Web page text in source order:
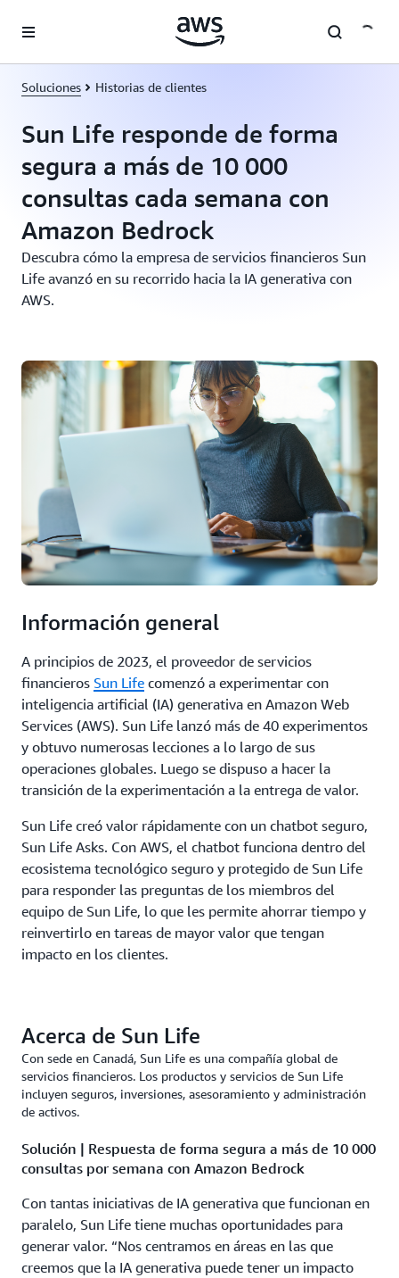
Soluciones Historias de clientes
Sun Life responde de forma
segura a más de 10 000
consultas cada semana con
Amazon Bedrock
Descubra cómo la empresa de servicios financieros Sun
Life avanzó en su recorrido hacia la IA generativa con
AWS.
Información general
A principios de 2023, el proveedor de servicios
financieros Sun Life comenzó a experimentar con
inteligencia artificial (IA) generativa en Amazon Web
Services (AWS). Sun Life lanzó más de 40 experimentos
y obtuvo numerosas lecciones a lo largo de sus
operaciones globales. Luego se dispuso a hacer la
transición de la experimentación a la entrega de valor.
Sun Life creó valor rápidamente con un chatbot seguro,
Sun Life Asks. Con AWS, el chatbot funciona dentro del
ecosistema tecnológico seguro y protegido de Sun Life
para responder las preguntas de los miembros del
equipo de Sun Life, lo que les permite ahorrar tiempo y
reinvertirlo en tareas de mayor valor que tengan
impacto en los clientes.
Acerca de Sun Life
Con sede en Canadá, Sun Life es una compañía global de
servicios financieros. Los productos y servicios de Sun Life
incluyen seguros, inversiones, asesoramiento y administración
de activos.
Solución | Respuesta de forma segura a más de 10 000
consultas por semana con Amazon Bedrock
Con tantas iniciativas de IA generativa que funcionan en
paralelo, Sun Life tiene muchas oportunidades para
generar valor. “Nos centramos en áreas en las que
creemos que la IA generativa puede tener un impacto